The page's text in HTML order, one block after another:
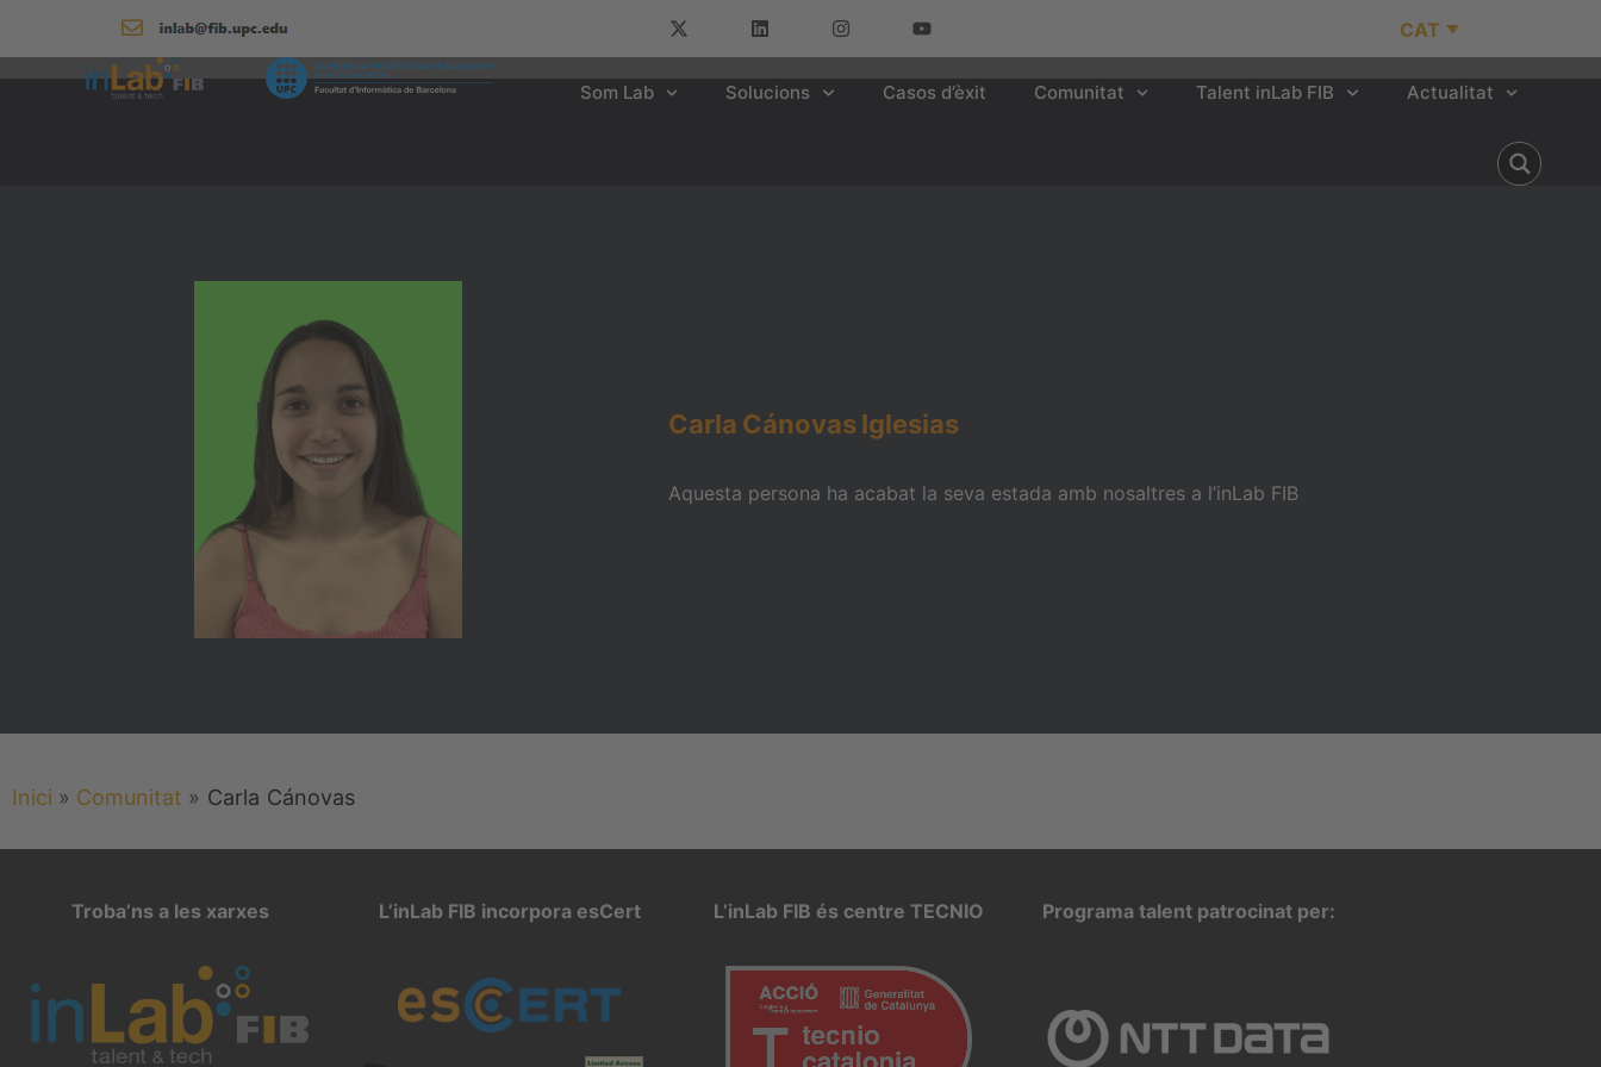
CAT
Som Lab Solucions Casos d’èxit Comunitat Talent inLab FIB Actualitat
Carla CánovasIglesias
Aquesta persona ha acabat la seva estada amb nosaltres a l’inLab FIB
Inici » Comunitat » Carla Cánovas
Troba’ns a les xarxes L’inLab FIB incorpora esCert L’inLab FIB és centre TECNIO Programa talent patrocinat per: